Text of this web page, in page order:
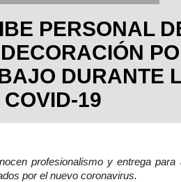
PERSONAL
DURANTE
COVID-19
profesionalismo y entrega
por el nuevo coronavirus.